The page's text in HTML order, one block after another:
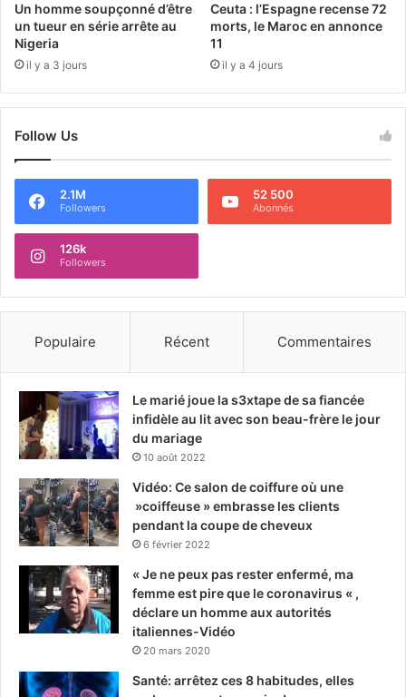
Un homme soupçonné d’être
un tueur en série arrête au
Nigeria
il y a 3 jours
Ceuta : l’Espagne recense 72
morts, le Maroc en annonce
11
il y a 4 jours
Follow Us
2.1M
Followers
52 500
Abonnés
126k
Followers
Populaire Récent Commentaires
Le marié joue la s3xtape de sa fiancée
infidèle au lit avec son beau-frère le jour
du mariage
10 août 2022
Vidéo: Ce salon de coiffure où une
»coiffeuse » embrasse les clients
pendant la coupe de cheveux
6 février 2022
« Je ne peux pas rester enfermé, ma
femme est pire que le coronavirus « ,
déclare un homme aux autorités
italiennes-Vidéo
20 mars 2020
Santé: arrêtez ces 8 habitudes, elles